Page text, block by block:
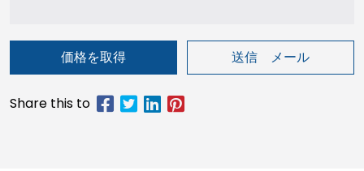
価格を取得 送信 メール